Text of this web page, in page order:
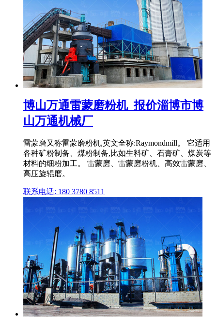
博山万通雷蒙磨粉机_报价淄博市博
山万通机械厂
雷蒙磨又称雷蒙磨粉机,英文全称:Raymondmill。 它适用
各种矿粉制备、煤粉制备,比如生料矿、石膏矿、煤炭等
材料的细粉加工。 雷蒙磨、雷蒙磨粉机、高效雷蒙磨、
高压旋辊磨。
联系电话: 180 3780 8511